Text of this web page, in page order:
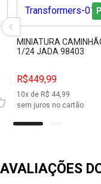
MINIATURA
1/24 JADA 98403
R$449,99
10x de R$ 44,99
sem juros no cartão
AVALIAÇÕES